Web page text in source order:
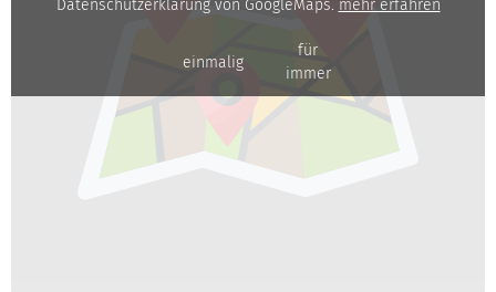
Datenschutzerklärung von GoogleMaps. mehr erfahren
einmalig
für
immer